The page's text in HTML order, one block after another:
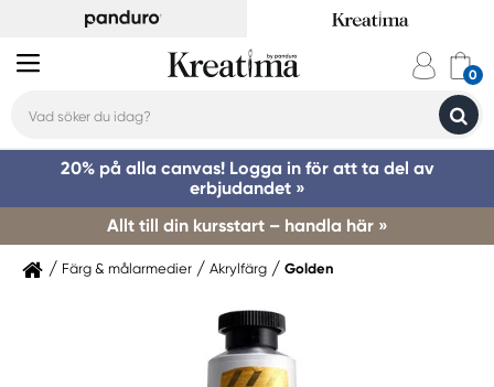
20% på alla canvas! Logga in för att ta del av
erbjudandet »
Allt till din kursstart – handla här »
Färg & målarmedier Akrylfärg Golden